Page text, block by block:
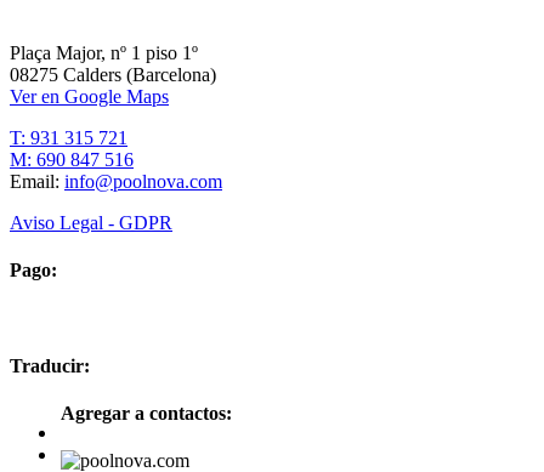
Plaça Major, nº 1 piso 1º
08275 Calders (Barcelona)
Ver en Google Maps
T: 931 315 721
M: 690 847 516
Email: info@poolnova.com
Aviso Legal - GDPR
Pago:
Traducir:
Agregar a contactos: